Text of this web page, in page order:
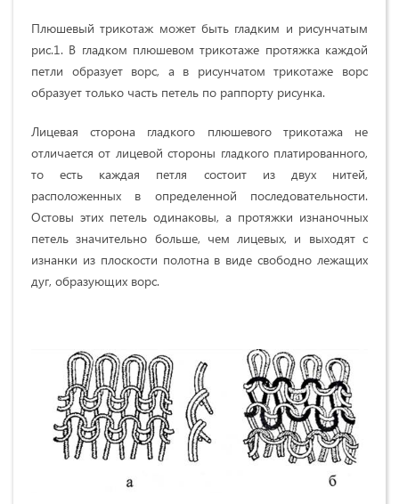
Плюшевый трикотаж может быть гладким и рисунчатым
рис.1. В гладком плюшевом трикотаже протяжка каждой
петли образует ворс, а в рисунчатом трикотаже ворс
образует только часть петель по раппорту рисунка.
Лицевая сторона гладкого плюшевого трикотажа не
отличается от лицевой стороны гладкого платированного,
то есть каждая петля состоит из двух нитей,
расположенных в определенной последовательности.
Остовы этих петель одинаковы, а протяжки изнаночных
петель значительно больше, чем лицевых, и выходят с
изнанки из плоскости полотна в виде свободно лежащих
дуг, образующих ворс.